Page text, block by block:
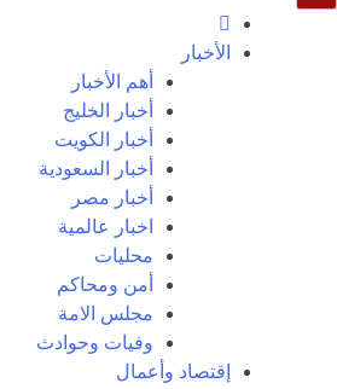
الأخبار
أهم الأخبار
أخبار الخليج
أخبار الكويت
أخبار السعودية
أخبار مصر
اخبار عالمية
محليات
أمن ومحاكم
مجلس الامة
وفيات وحوادث
إقتصاد وأعمال